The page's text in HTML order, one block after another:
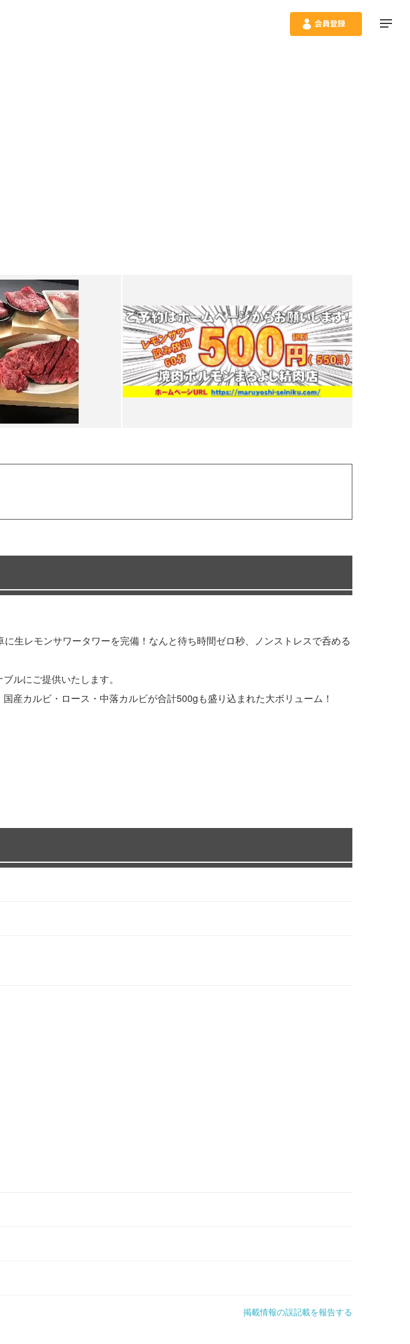
生レモンサワータワーを完備！なんと待ち時間ゼロ秒、ノンストレスで呑める
ルにご提供いたします。
産カルビ・ロース・中落カルビが合計500gも盛り込まれた大ボリューム！
掲載情報の誤記載を報告する